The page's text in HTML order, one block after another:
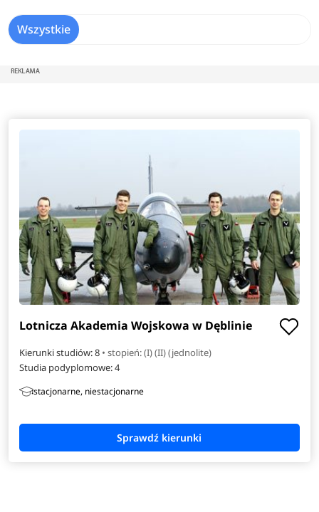
Wszystkie
Lotnicza Akademia Wojskowa w Dęblinie
Kierunki studiów: 8 • stopień: (I) (II) (jednolite)
Studia podyplomowe:4
stacjonarne, niestacjonarne